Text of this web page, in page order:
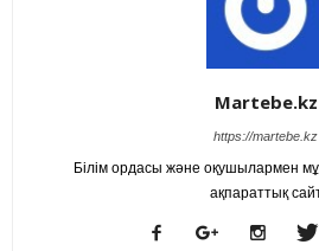
Martebe.kz
https://martebe.kz
Білім ордасы және оқушылармен
ақпараттық